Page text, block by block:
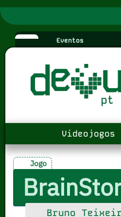
Eventos
Videojogos
Jogo
Bruno